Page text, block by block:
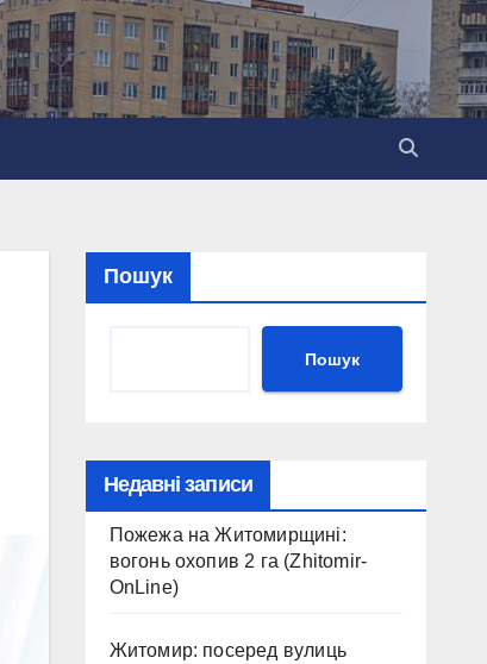
Пошук
Пошук
Недавні записи
Пожежа на Житомирщині:
вогонь охопив 2 га (Zhitomir-
OnLine)
Житомир: посеред вулиць